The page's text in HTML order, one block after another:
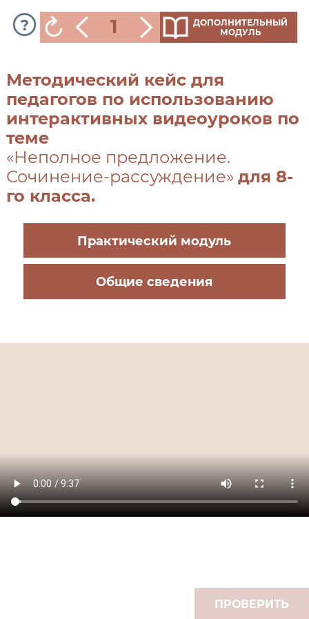
ПРОВЕРИТЬ
1
ДОПОЛНИТЕЛЬНЫЙ
МОДУЛЬ
Методический кейс для
педагогов по использованию
интерактивных видеоуроков по
теме
«Неполное предложение.
Сочинение-рассуждение» для 8-
го класса.
Практический модуль
Общие сведения